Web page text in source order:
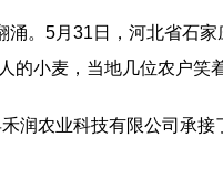
涌。5月31日，河北省石
的小麦，当地几位农户笑
润农业科技有限公司承